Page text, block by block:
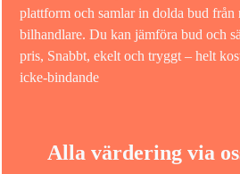
plattform och samlar in dolda bud från
bilhandlare. Du kan jämföra bud och
pris, Snabbt, ekelt och tryggt – helt
icke-bindande
Alla värdering via